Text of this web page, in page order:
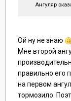
Ангуляр
Ой ну не знаю
Мне второй
правильно его
на первом
тормозило.